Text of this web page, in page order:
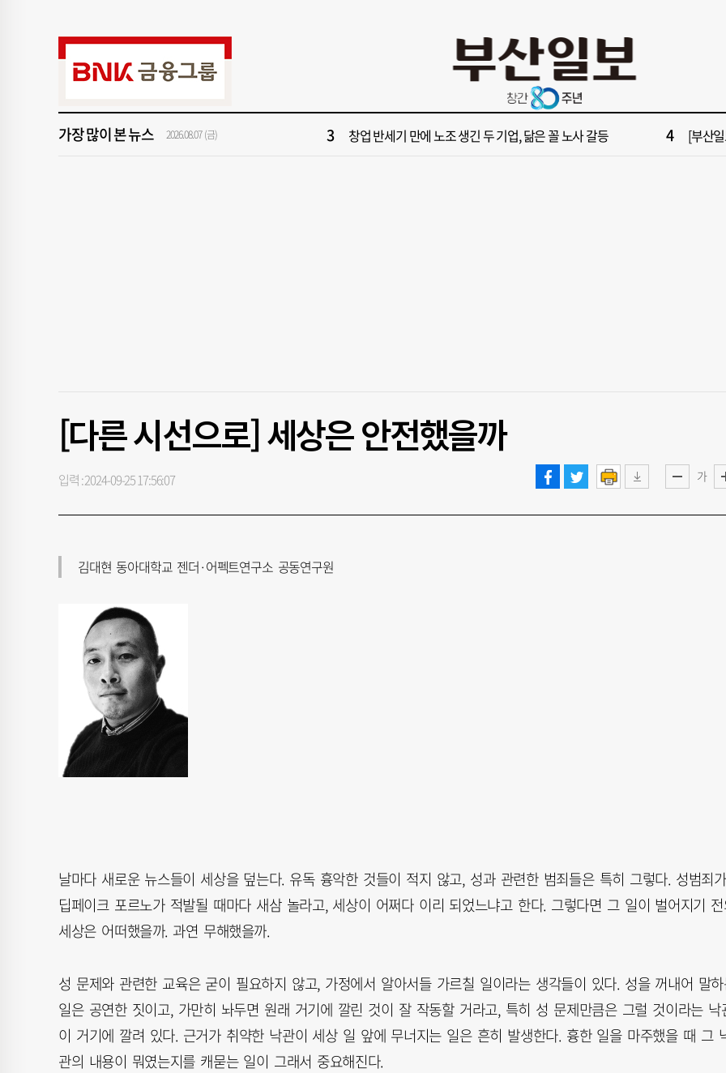
가장 많이 본 뉴스 2026.08.07 (금)
43년 통닭·45년 국밥… 노포 맛집이 키운 골목시장 [골목시장, 다시 장날] 해수
[부산일보 오늘의 운세] 8월 7일(음 6월 25일) [부산
3 창업 반세기 만에 노조 생긴 두 기업, 닮은 꼴 노사 갈등 4 [부산
[다른 시선으로] 세상은 안전했을까
가
입력 : 2024-09-25 17:56:07
김대현 동아대학교 젠더·어펙트연구소 공동연구원
날마다 새로운 뉴스들이 세상을 덮는다. 유독 흉악한 것들이 적지 않고, 성과 관련한 범죄들은 특히 그렇다. 성범죄
딥페이크 포르노가 적발될 때마다 새삼 놀라고, 세상이 어쩌다 이리 되었느냐고 한다. 그렇다면 그 일이 벌어지기 전
세상은 어떠했을까. 과연 무해했을까.
성 문제와 관련한 교육은 굳이 필요하지 않고, 가정에서 알아서들 가르칠 일이라는 생각들이 있다. 성을 꺼내어 말
일은 공연한 짓이고, 가만히 놔두면 원래 거기에 깔린 것이 잘 작동할 거라고, 특히 성 문제만큼은 그럴 것이라는 낙
이 거기에 깔려 있다. 근거가 취약한 낙관이 세상 일 앞에 무너지는 일은 흔히 발생한다. 흉한 일을 마주했을 때 그
관의 내용이 뭐였는지를 캐묻는 일이 그래서 중요해진다.